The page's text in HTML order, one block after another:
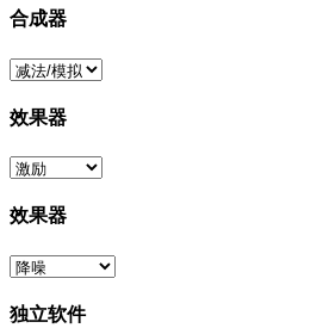
合成器
效果器
效果器
独立软件